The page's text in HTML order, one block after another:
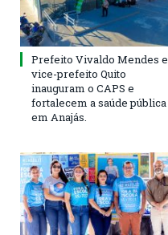
Prefeito Vivaldo Mendes e
vice-prefeito Quito
inauguram o CAPS e
fortalecem a saúde pública
em Anajás.